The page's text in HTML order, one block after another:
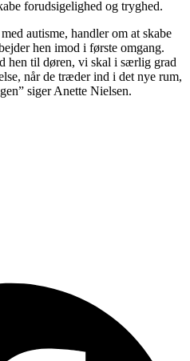
forudsigelighed og tryghed.
autisme, handler om at skabe
hen imod i første omgang.
hen til døren, vi skal i særlig grad
når de træder ind i det nye rum,
siger Anette Nielsen.